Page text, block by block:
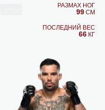
РАЗМАХ НОГ
99 СМ
ПОСЛЕДНИЙ ВЕС
66 КГ